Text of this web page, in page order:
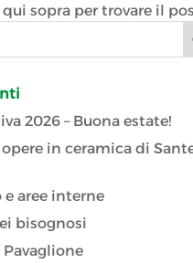
sopra per trovare il
2026 – Buona estate!
in ceramica di
aree interne
bisognosi